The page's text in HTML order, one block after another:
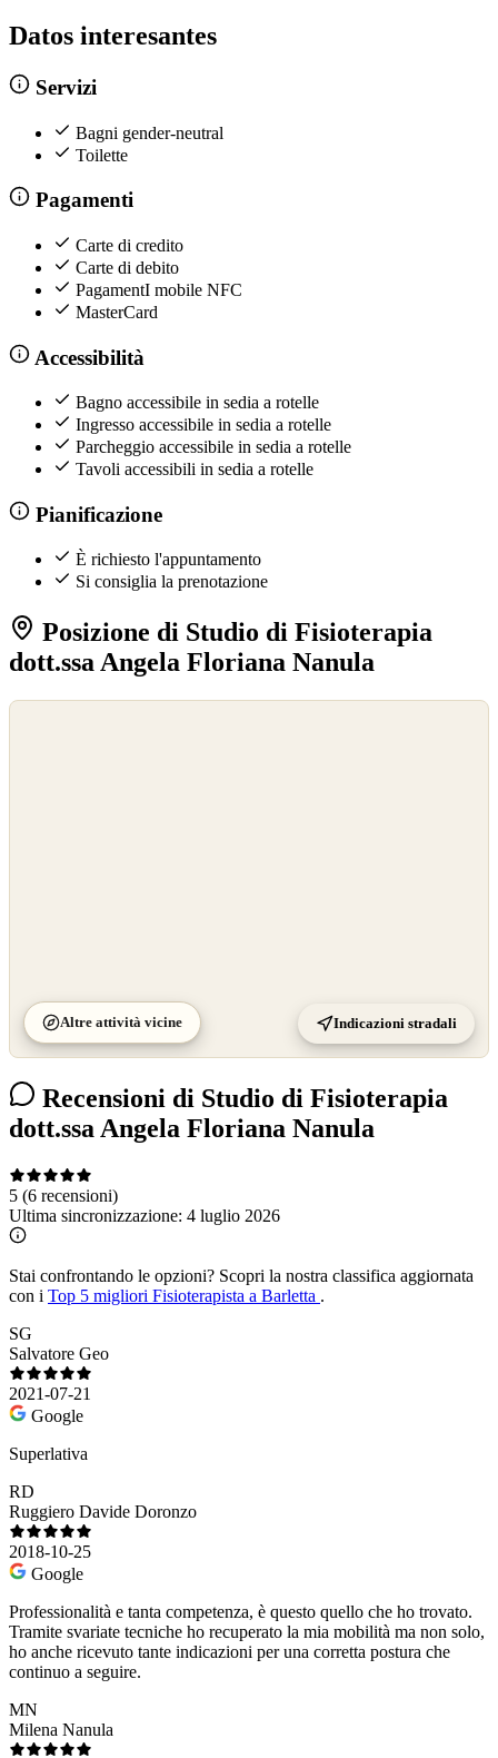
Datos interesantes
Servizi
Bagni gender-neutral
Toilette
Pagamenti
Carte di credito
Carte di debito
PagamentI mobile NFC
MasterCard
Accessibilità
Bagno accessibile in sedia a rotelle
Ingresso accessibile in sedia a rotelle
Parcheggio accessibile in sedia a rotelle
Tavoli accessibili in sedia a rotelle
Pianificazione
È richiesto l'appuntamento
Si consiglia la prenotazione
Posizione di Studio di Fisioterapia
dott.ssa Angela Floriana Nanula
Altre attività vicine Indicazioni stradali
Recensioni di Studio di Fisioterapia
dott.ssa Angela Floriana Nanula
5 (6 recensioni)
Ultima sincronizzazione: 4 luglio 2026
Stai confrontando le opzioni? Scopri la nostra classifica aggiornata
con i Top 5 migliori Fisioterapista a Barletta .
SG
Salvatore Geo
2021-07-21
Google
Superlativa
RD
Ruggiero Davide Doronzo
2018-10-25
Google
Professionalità e tanta competenza, è questo quello che ho trovato.
Tramite svariate tecniche ho recuperato la mia mobilità ma non solo,
ho anche ricevuto tante indicazioni per una corretta postura che
continuo a seguire.
MN
Milena Nanula